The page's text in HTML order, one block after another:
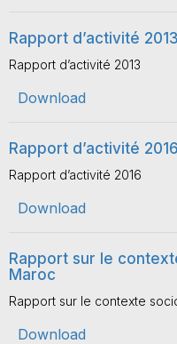
Rapport d’activité 2013
Rapport d’activité 2013
Download
Rapport d’activité 2016
Rapport d’activité 2016
Download
Rapport sur le
Maroc
Rapport sur le contexte
Download